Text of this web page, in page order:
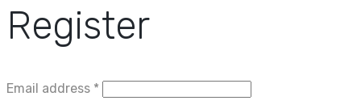
Register
Email address *